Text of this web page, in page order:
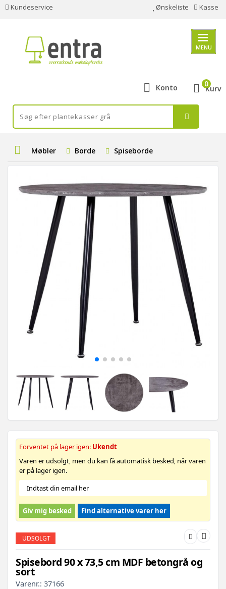
Kundeservice Ønskeliste Kasse
MENU
Konto Kurv
0
Møbler Borde Spiseborde
Forventet på lager igen: Ukendt
Varen er udsolgt, men du kan få automatisk besked, når varen
er på lager igen.
Giv mig besked Find alternative varer her
UDSOLGT
Spisebord 90 x 73,5 cm MDF betongrå og
sort
Varenr.: 37166